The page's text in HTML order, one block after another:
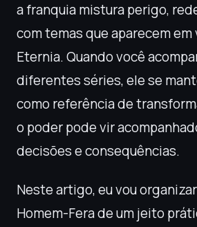
a franquia mistura perigo,
com temas que aparecem em
Eternia. Quando você
diferentes séries, ele se
como referência de
o poder pode vir
decisões e consequências.
Neste artigo, eu vou
Homem-Fera de um jeito